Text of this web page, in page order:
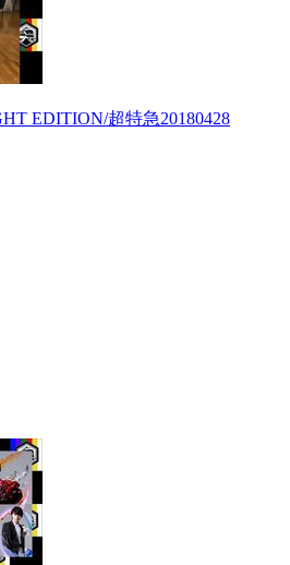
EDITION/超特急20180428